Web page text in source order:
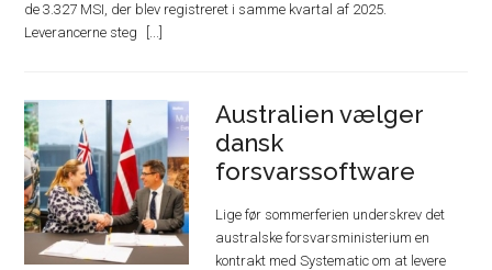
de 3.327 MSI, der blev registreret i samme kvartal af 2025.
Leverancerne steg
Australien vælger
dansk
forsvarssoftware
Lige før sommerferien underskrev det
australske forsvarsministerium en
kontrakt med Systematic om at levere